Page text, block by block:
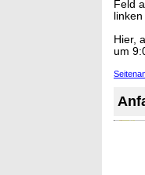
Feld
linken
Hier,
um